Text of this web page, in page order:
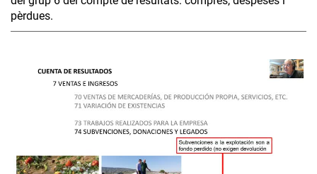
pèrdues.